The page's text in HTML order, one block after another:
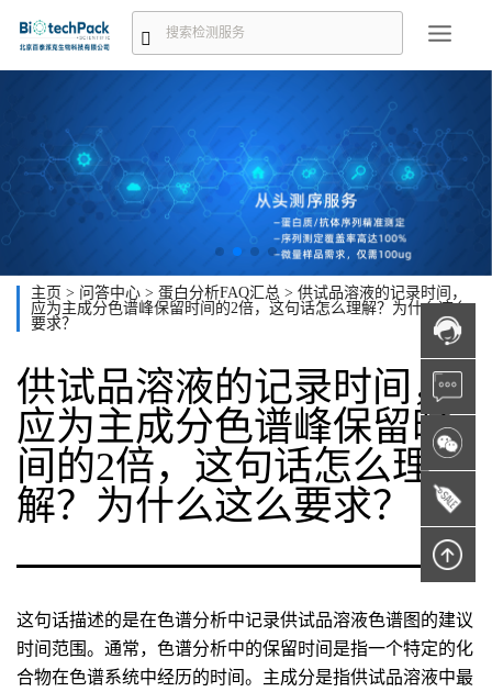
主页 > 问答中心 > 蛋白分析FAQ汇总 > 供试品溶液的记录时间，
应为主成分色谱峰保留时间的2倍，这句话怎么理解？为什么这么
要求？
供试品溶液的记录时间，
应为主成分色谱峰保留时
间的2倍，这句话怎么理
解？为什么这么要求？
这句话描述的是在色谱分析中记录供试品溶液色谱图的建议
时间范围。通常，色谱分析中的保留时间是指一个特定的化
合物在色谱系统中经历的时间。主成分是指供试品溶液中最